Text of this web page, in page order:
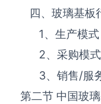
四、‌‌‌‌‌‌‌玻璃基板‌‌‌‌‌‌‌‌‌‌‌‌‌‌‌‌‌‌‌
1、生产模式
2、采购模式
3、销售/服
第二节 中国‌‌‌‌‌‌‌玻